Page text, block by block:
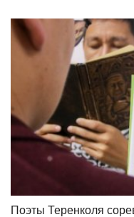
Поэты Теренколя